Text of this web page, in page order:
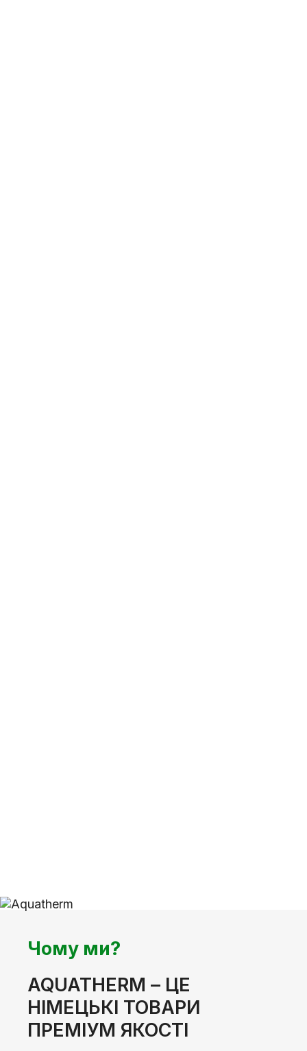
Чому ми?
AQUATHERM – ЦЕ
НІМЕЦЬКІ ТОВАРИ
ПРЕМІУМ ЯКОСТІ